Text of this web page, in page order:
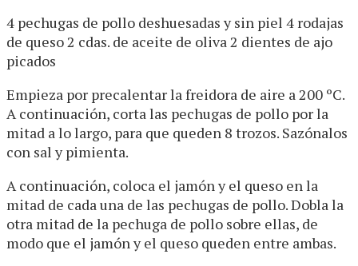
4 pechugas de pollo deshuesadas y sin piel 4 rodajas
de queso 2 cdas. de aceite de oliva 2 dientes de ajo
picados
Empieza por precalentar la freidora de aire a 200 ºC.
A continuación, corta las pechugas de pollo por la
mitad a lo largo, para que queden 8 trozos. Sazónalos
con sal y pimienta.
A continuación, coloca el jamón y el queso en la
mitad de cada una de las pechugas de pollo. Dobla la
otra mitad de la pechuga de pollo sobre ellas, de
modo que el jamón y el queso queden entre ambas.